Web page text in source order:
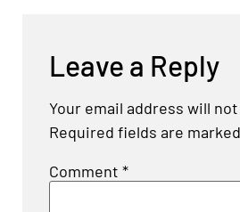
Leave a Reply
Your email address will
Required fields are marked
Comment *